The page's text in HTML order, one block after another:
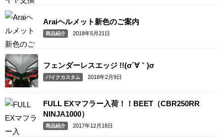
Araiヘルメット新色のご案内
商品紹介 2018年5月21日
フェンダーレスエッジ !!(σ´∀｀)σ
バイクカスタム 2018年2月9日
FULL EXマフラー入荷！！BEET（CBR250RR
NINJA1000）
商品紹介 2017年12月18日